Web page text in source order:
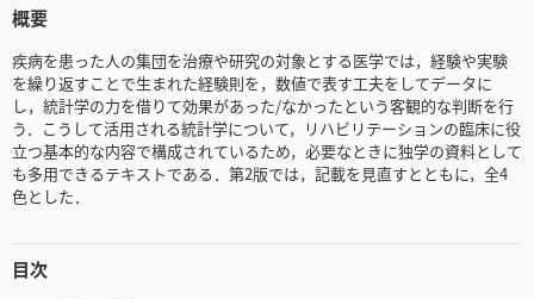
概要
疾病を患った人の集団を治療や研究の対象とする医学では，経験や実験
を繰り返すことで生まれた経験則を，数値で表す工夫をしてデータに
し，統計学の力を借りて効果があった/なかったという客観的な判断を行
う．こうして活用される統計学について，リハビリテーションの臨床に役
立つ基本的な内容で構成されているため，必要なときに独学の資料として
も多用できるテキストである．第2版では，記載を見直すとともに，全4
色とした．
目次